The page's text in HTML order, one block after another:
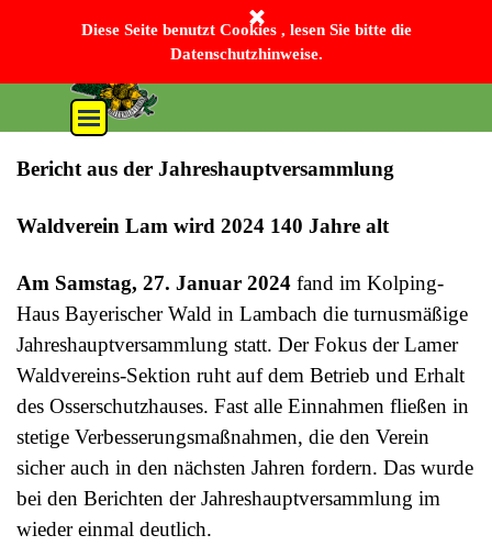
Diese Seite benutzt Cookies , lesen Sie bitte die
Datenschutzhinweise.
Bayerischer Wald-Verein Sektion Lam e. V.
Menü überspringen
Bericht aus der Jahreshauptversammlung
Waldverein Lam wird 2024 140 Jahre alt
Am Samstag, 27. Januar 2024 fand im Kolping-
Haus Bayerischer Wald in Lambach die turnusmäßige
Jahreshauptversammlung statt. Der Fokus der Lamer
Waldvereins-Sektion ruht auf dem Betrieb und Erhalt
des Osserschutzhauses. Fast alle Einnahmen fließen in
stetige Verbesserungsmaßnahmen, die den Verein
sicher auch in den nächsten Jahren fordern. Das wurde
bei den Berichten der Jahreshauptversammlung im
wieder einmal deutlich.